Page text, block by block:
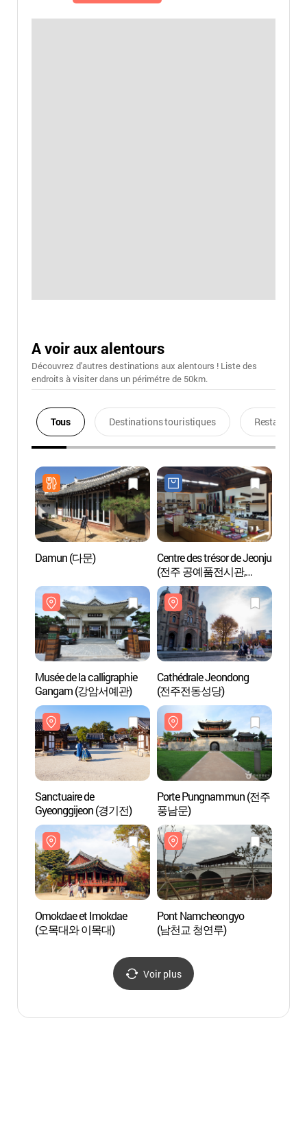
A voir aux alentours
Découvrez d'autres destinations aux alentours ! Liste des
endroits à visiter dans un périmétre de 50km.
Tous Destinations touristiques Restaurants
Damun (다문)
Centre des trésor de Jeonju
(전주 공예품전시관,
명품관)
Musée de la calligraphie
Gangam (강암서예관)
Cathédrale Jeondong
(전주전동성당)
Sanctuaire de
Gyeonggijeon (경기전)
Porte Pungnammun (전주
풍남문)
Omokdae et Imokdae
(오목대와 이목대)
Pont Namcheongyo
(남천교 청연루)
Voir plus